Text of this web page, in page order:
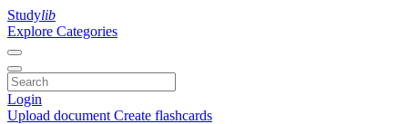
Studylib
Explore Categories
Login
Upload document Create flashcards